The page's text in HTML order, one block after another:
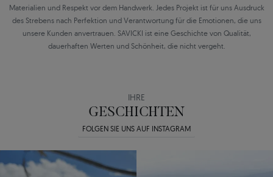
Materialien und Respekt vor dem Handwerk. Jedes Projekt ist für uns Ausdruck
des Strebens nach Perfektion und Verantwortung für die Emotionen, die uns
unsere Kunden anvertrauen. SAVICKI ist eine Geschichte von Qualität,
dauerhaften Werten und Schönheit, die nicht vergeht.
IHRE
GESCHICHTEN
FOLGEN SIE UNS AUF INSTAGRAM